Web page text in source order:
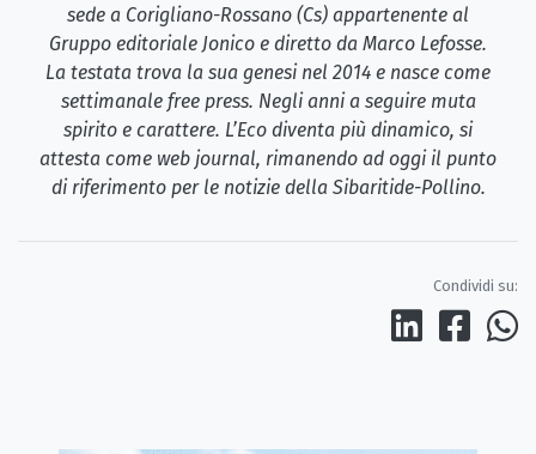
sede a Corigliano-Rossano (Cs) appartenente al
Gruppo editoriale Jonico e diretto da Marco Lefosse.
La testata trova la sua genesi nel 2014 e nasce come
settimanale free press. Negli anni a seguire muta
spirito e carattere. L’Eco diventa più dinamico, si
attesta come web journal, rimanendo ad oggi il punto
di riferimento per le notizie della Sibaritide-Pollino.
Condividi su: